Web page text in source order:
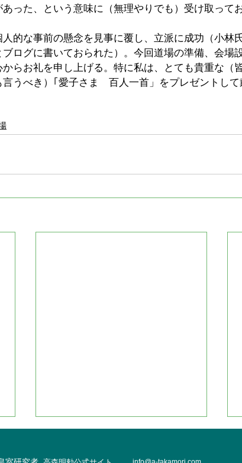
った、という意味に（無理やりでも）受け取って
的な事前の懸念を見事に覆し、立派に成功（小林
ログに書いておられた）。今回道場の準備、会場
らお礼を申し上げる。特に私は、とても貴重な（
うべき）｢愛子さま　百人一首」をプレゼントし